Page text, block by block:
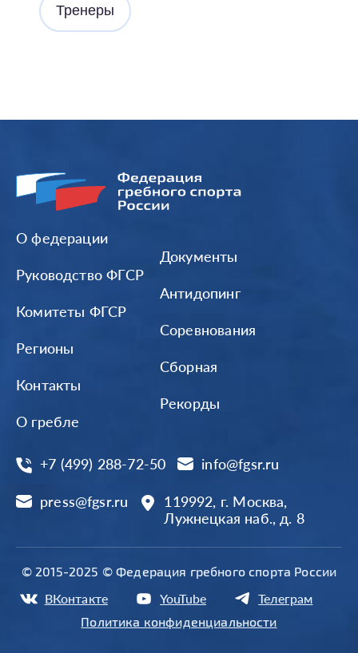
Тренеры
О федерации
Руководство ФГСР
Комитеты ФГСР
Регионы
Контакты
О гребле
Документы
Антидопинг
Соревнования
Сборная
Рекорды
+7 (499) 288-72-50 info@fgsr.ru
press@fgsr.ru
119992, г. Москва,
Лужнецкая наб., д. 8
© 2015-2025 © Федерация гребного спорта России
Политика конфиденциальности
ВКонтакте YouTube Телеграм